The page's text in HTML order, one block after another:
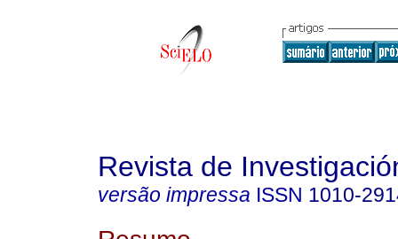
Revista de
versão impressa ISSN 1010-